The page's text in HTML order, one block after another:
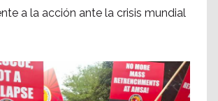
a la acción ante la crisis mundial